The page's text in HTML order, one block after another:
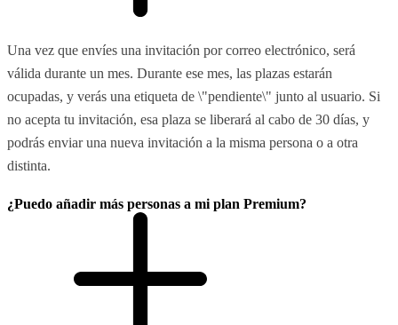
Una vez que envíes una invitación por correo electrónico, será
válida durante un mes. Durante ese mes, las plazas estarán
ocupadas, y verás una etiqueta de \"pendiente\" junto al usuario. Si
no acepta tu invitación, esa plaza se liberará al cabo de 30 días, y
podrás enviar una nueva invitación a la misma persona o a otra
distinta.
¿Puedo añadir más personas a mi plan Premium?